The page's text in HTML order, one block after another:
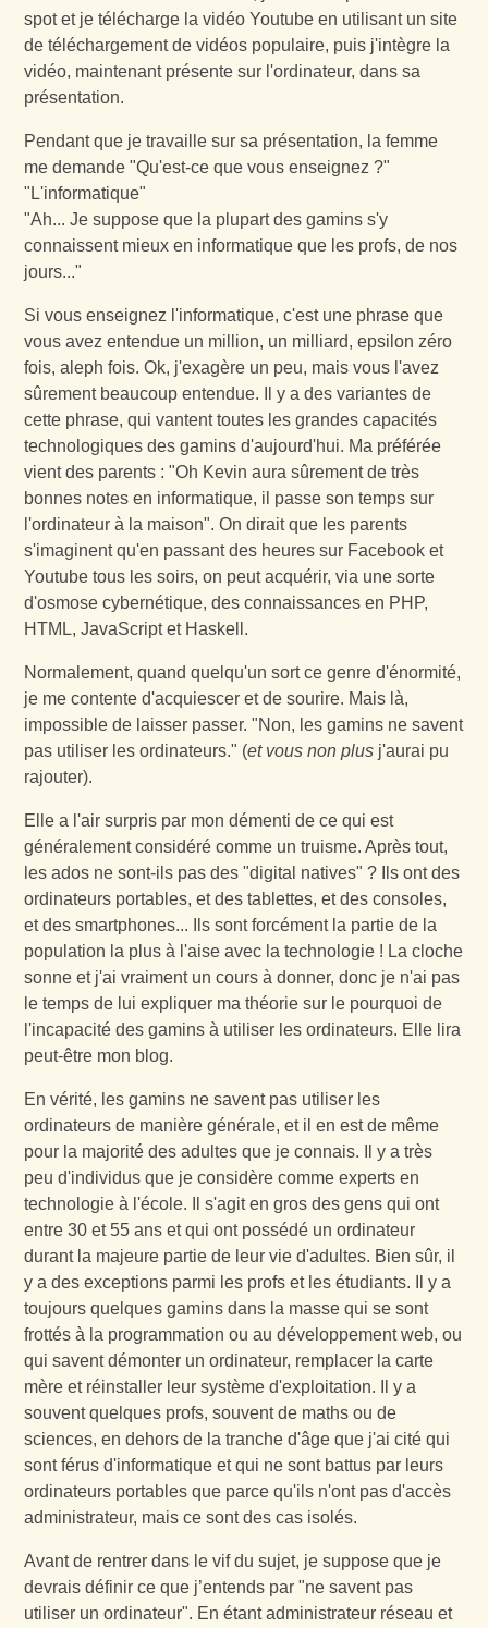
spot et je télécharge la vidéo Youtube en utilisant un site
de téléchargement de vidéos populaire, puis j'intègre la
vidéo, maintenant présente sur l'ordinateur, dans sa
présentation.
Pendant que je travaille sur sa présentation, la femme
me demande "Qu'est-ce que vous enseignez ?"
"L'informatique"
"Ah... Je suppose que la plupart des gamins s'y
connaissent mieux en informatique que les profs, de nos
jours..."
Si vous enseignez l'informatique, c'est une phrase que
vous avez entendue un million, un milliard, epsilon zéro
fois, aleph fois. Ok, j'exagère un peu, mais vous l'avez
sûrement beaucoup entendue. Il y a des variantes de
cette phrase, qui vantent toutes les grandes capacités
technologiques des gamins d'aujourd'hui. Ma préférée
vient des parents : "Oh Kevin aura sûrement de très
bonnes notes en informatique, il passe son temps sur
l'ordinateur à la maison". On dirait que les parents
s'imaginent qu'en passant des heures sur Facebook et
Youtube tous les soirs, on peut acquérir, via une sorte
d'osmose cybernétique, des connaissances en PHP,
HTML, JavaScript et Haskell.
Normalement, quand quelqu'un sort ce genre d'énormité,
je me contente d'acquiescer et de sourire. Mais là,
impossible de laisser passer. "Non, les gamins ne savent
pas utiliser les ordinateurs." (et vous non plus j'aurai pu
rajouter).
Elle a l'air surpris par mon démenti de ce qui est
généralement considéré comme un truisme. Après tout,
les ados ne sont-ils pas des "digital natives" ? Ils ont des
ordinateurs portables, et des tablettes, et des consoles,
et des smartphones... Ils sont forcément la partie de la
population la plus à l'aise avec la technologie ! La cloche
sonne et j'ai vraiment un cours à donner, donc je n'ai pas
le temps de lui expliquer ma théorie sur le pourquoi de
l'incapacité des gamins à utiliser les ordinateurs. Elle lira
peut-être mon blog.
En vérité, les gamins ne savent pas utiliser les
ordinateurs de manière générale, et il en est de même
pour la majorité des adultes que je connais. Il y a très
peu d'individus que je considère comme experts en
technologie à l'école. Il s'agit en gros des gens qui ont
entre 30 et 55 ans et qui ont possédé un ordinateur
durant la majeure partie de leur vie d'adultes. Bien sûr, il
y a des exceptions parmi les profs et les étudiants. Il y a
toujours quelques gamins dans la masse qui se sont
frottés à la programmation ou au développement web, ou
qui savent démonter un ordinateur, remplacer la carte
mère et réinstaller leur système d'exploitation. Il y a
souvent quelques profs, souvent de maths ou de
sciences, en dehors de la tranche d'âge que j'ai cité qui
sont férus d'informatique et qui ne sont battus par leurs
ordinateurs portables que parce qu'ils n'ont pas d'accès
administrateur, mais ce sont des cas isolés.
Avant de rentrer dans le vif du sujet, je suppose que je
devrais définir ce que j’entends par "ne savent pas
utiliser un ordinateur". En étant administrateur réseau et